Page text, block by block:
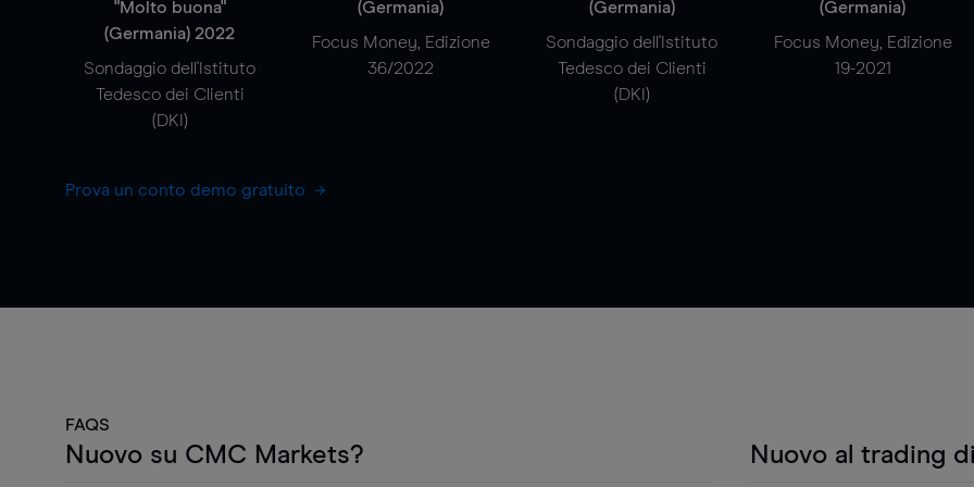
"Molto buona"
(Germania) 2022
Sondaggio dell'Istituto
Tedesco dei Clienti
(DKI)
(Germania)
Focus Money, Edizione
36/2022
(Germania)
Sondaggio dell'Istituto
Tedesco dei Clienti
(DKI)
(Germania)
Focus Money, Edizione
19-2021
Prova un conto demo gratuito
FAQS
Nuovo su CMC Markets? Nuovo al trading